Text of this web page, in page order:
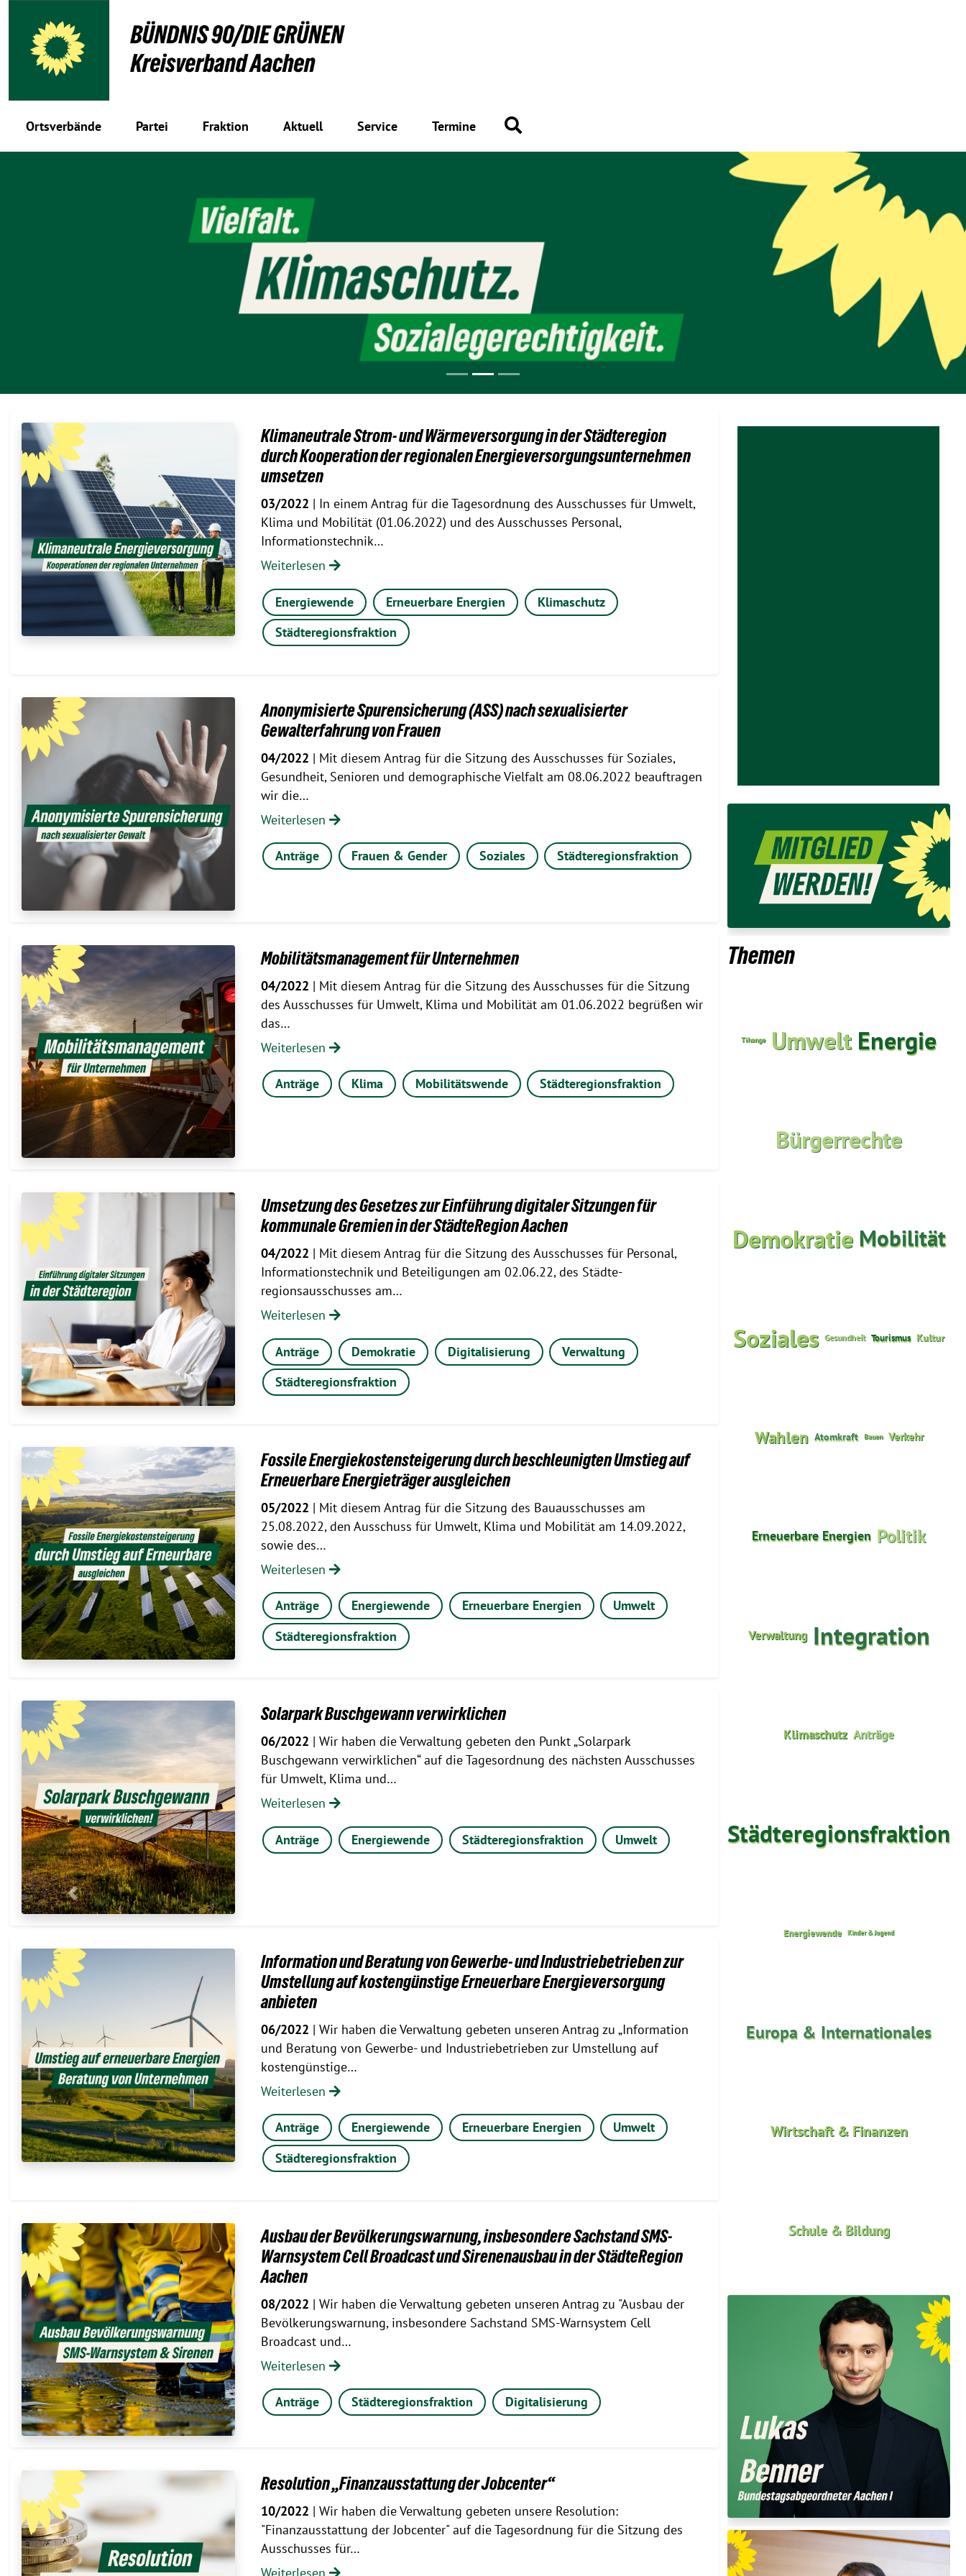
Ortsverbände Partei Fraktion Aktuell Service Termine
Previous
Klimaneutrale Strom- und Wärmeversorgung in der Städteregion
durch Kooperation der regionalen Energieversorgungsunternehmen
umsetzen
03/2022 | In einem Antrag für die Tagesordnung des Ausschusses für Umwelt,
Klima und Mobilität (01.06.2022) und des Ausschusses Personal,
Informationstechnik…
Weiterlesen
Energiewende Erneuerbare Energien
Klimaschutz
Städteregionsfraktion
Anonymisierte Spurensicherung (ASS) nach sexualisierter
Gewalterfahrung von Frauen
04/2022 | Mit diesem Antrag für die Sitzung des Ausschusses für Soziales,
Gesundheit, Senioren und demographische Vielfalt am 08.06.2022 beauftragen
wir die…
Weiterlesen
Anträge Frauen & Gender Soziales Städteregionsfraktion
Mobilitätsmanagement für Unternehmen
04/2022 | Mit diesem Antrag für die Sitzung des Ausschusses für die Sitzung
des Ausschusses für Umwelt, Klima und Mobilität am 01.06.2022 begrüßen wir
das…
Weiterlesen
Anträge Klima Mobilitätswende Städteregionsfraktion
Umsetzung des Gesetzes zur Einführung digitaler Sitzungen für
kommunale Gremien in der StädteRegion Aachen
04/2022 | Mit diesem Antrag für die Sitzung des Ausschusses für Personal,
Informationstechnik und Beteiligungen am 02.06.22, des Städte-
regionsausschusses am…
Weiterlesen
Anträge Demokratie Digitalisierung
Verwaltung
Städteregionsfraktion
Fossile Energiekostensteigerung durch beschleunigten Umstieg auf
Erneuerbare Energieträger ausgleichen
05/2022 | Mit diesem Antrag für die Sitzung des Bauausschusses am
25.08.2022, den Ausschuss für Umwelt, Klima und Mobilität am 14.09.2022,
sowie des…
Weiterlesen
Anträge Energiewende Erneuerbare Energien
Umwelt
Städteregionsfraktion
Solarpark Buschgewann verwirklichen
06/2022 | Wir haben die Verwaltung gebeten den Punkt „Solarpark
Buschgewann verwirklichen“ auf die Tagesordnung des nächsten Ausschusses
für Umwelt, Klima und…
Weiterlesen
Anträge Energiewende Städteregionsfraktion Umwelt
Information und Beratung von Gewerbe- und Industriebetrieben zur
Umstellung auf kostengünstige Erneuerbare Energieversorgung
anbieten
06/2022 | Wir haben die Verwaltung gebeten unseren Antrag zu „Information
und Beratung von Gewerbe- und Industriebetrieben zur Umstellung auf
kostengünstige…
Weiterlesen
Anträge Energiewende Erneuerbare Energien
Umwelt
Städteregionsfraktion
Ausbau der Bevölkerungswarnung, insbesondere Sachstand SMS-
Warnsystem Cell Broadcast und Sirenenausbau in der StädteRegion
Aachen
08/2022 | Wir haben die Verwaltung gebeten unseren Antrag zu "Ausbau der
Bevölkerungswarnung, insbesondere Sachstand SMS-Warnsystem Cell
Broadcast und…
Weiterlesen
Anträge Städteregionsfraktion Digitalisierung
Resolution „Finanzausstattung der Jobcenter“
10/2022 | Wir haben die Verwaltung gebeten unsere Resolution:
"Finanzausstattung der Jobcenter" auf die Tagesordnung für die Sitzung des
Ausschusses für…
Themen
Tihange Umwelt Energie
Bürgerrechte
Demokratie Mobilität
Soziales Gesundheit Tourismus Kultur
Wahlen Atomkraft Bauen Verkehr
Erneuerbare Energien Politik
Verwaltung Integration
Klimaschutz Anträge
Städteregionsfraktion
Energiewende Kinder & Jugend
Europa & Internationales
Wirtschaft & Finanzen
Schule & Bildung